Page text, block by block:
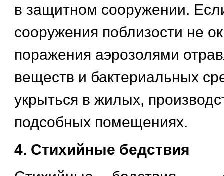
в защитном сооружении.
сооружения поблизости не
поражения аэрозолями
веществ и бактериальных
укрыться в жилых,
подсобных помещениях.
4. Стихийные бедствия